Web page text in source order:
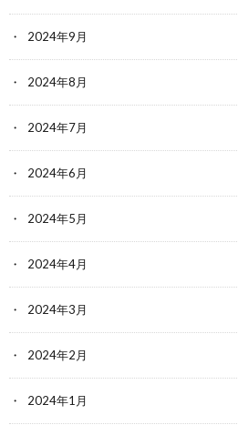
2024年9月
2024年8月
2024年7月
2024年6月
2024年5月
2024年4月
2024年3月
2024年2月
2024年1月